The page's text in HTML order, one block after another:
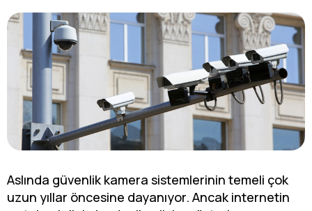
Aslında güvenlik kamera sistemlerinin temeli çok
uzun yıllar öncesine dayanıyor. Ancak internetin